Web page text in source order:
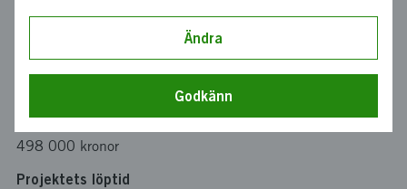
2021-04659
Luleå tekniska universitet-Luleå tekniska universitet Inst f
samhällsbygg & naturresurser
Bidrag från Vinnova
498 000 kronor
Projektets löptid
Ändra
Godkänn